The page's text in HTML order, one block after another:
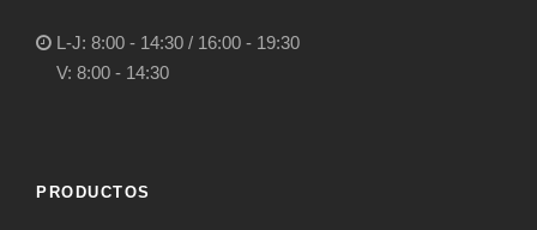
L-J: 8:00 - 14:30 / 16:00 - 19:30
V: 8:00 - 14:30
PRODUCTOS